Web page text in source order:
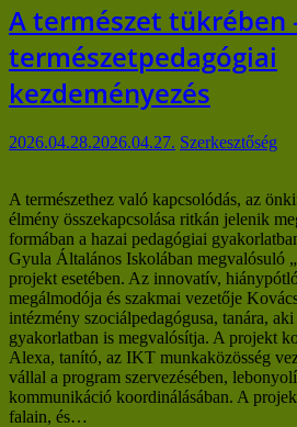
A természet tükrében
természetpedagógiai
kezdeményezés
2026.04.28.2026.04.27. Szerkesztőség
A természethez való kapcsolódás, az
élmény összekapcsolása ritkán jelenik
formában a hazai pedagógiai
Gyula Általános Iskolában megvalósuló
projekt esetében. Az innovatív,
megálmodója és szakmai vezetője
intézmény szociálpedagógusa, tanára,
gyakorlatban is megvalósítja. A projekt
Alexa, tanító, az IKT munkaközösség
vállal a program szervezésében,
kommunikáció koordinálásában. A
falain, és…